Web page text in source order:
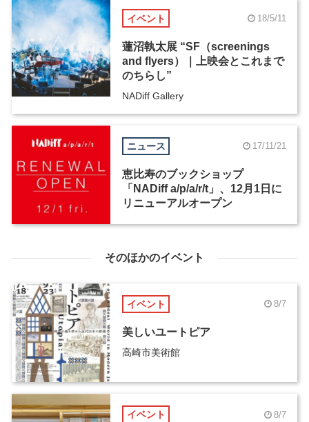
イベント 18/5/11
蓮沼執太展 “SF（screenings
and flyers）｜上映会とこれまで
のちらし”
NADiff Gallery
ニュース 17/11/21
恵比寿のブックショップ
「NADiff a/p/a/r/t」、12月1日に
リニューアルオープン
そのほかのイベント
イベント 8/7
美しいユートピア
高崎市美術館
イベント 8/7